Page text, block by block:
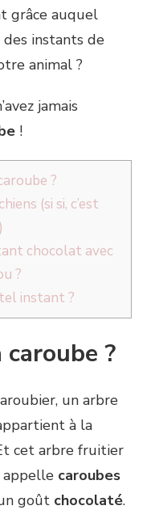
grâce auquel
instants de
animal ?
jamais
!
?
(si si, c’est
chocolat avec
?
instant ?
caroube ?
un arbre
à la
cet arbre fruitier
appelle caroubes
goût chocolaté.